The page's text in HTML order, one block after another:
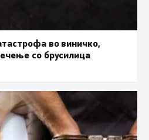
во виничко,
со брусилица